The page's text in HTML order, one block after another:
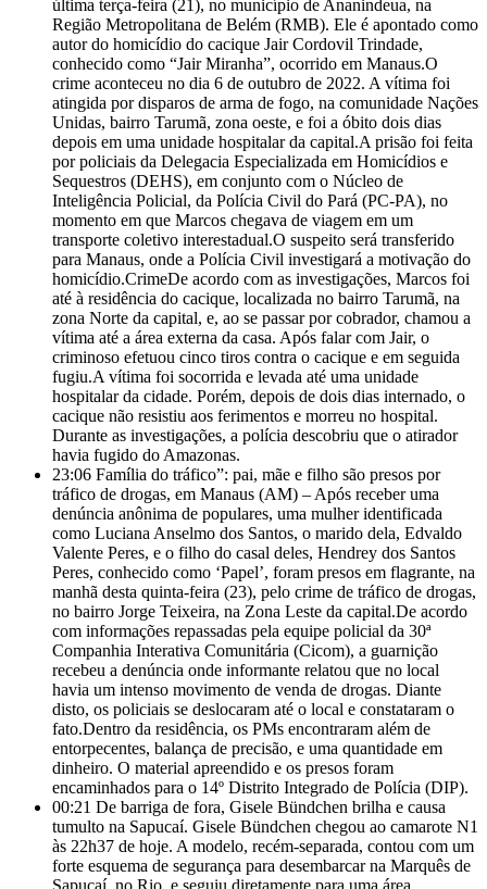
última terça-feira (21), no município de Ananindeua, na
Região Metropolitana de Belém (RMB). Ele é apontado como
autor do homicídio do cacique Jair Cordovil Trindade,
conhecido como “Jair Miranha”, ocorrido em Manaus.O
crime aconteceu no dia 6 de outubro de 2022. A vítima foi
atingida por disparos de arma de fogo, na comunidade Nações
Unidas, bairro Tarumã, zona oeste, e foi a óbito dois dias
depois em uma unidade hospitalar da capital.A prisão foi feita
por policiais da Delegacia Especializada em Homicídios e
Sequestros (DEHS), em conjunto com o Núcleo de
Inteligência Policial, da Polícia Civil do Pará (PC-PA), no
momento em que Marcos chegava de viagem em um
transporte coletivo interestadual.O suspeito será transferido
para Manaus, onde a Polícia Civil investigará a motivação do
homicídio.CrimeDe acordo com as investigações, Marcos foi
até à residência do cacique, localizada no bairro Tarumã, na
zona Norte da capital, e, ao se passar por cobrador, chamou a
vítima até a área externa da casa. Após falar com Jair, o
criminoso efetuou cinco tiros contra o cacique e em seguida
fugiu.A vítima foi socorrida e levada até uma unidade
hospitalar da cidade. Porém, depois de dois dias internado, o
cacique não resistiu aos ferimentos e morreu no hospital.
Durante as investigações, a polícia descobriu que o atirador
havia fugido do Amazonas.
23:06 Família do tráfico”: pai, mãe e filho são presos por
tráfico de drogas, em Manaus (AM) – Após receber uma
denúncia anônima de populares, uma mulher identificada
como Luciana Anselmo dos Santos, o marido dela, Edvaldo
Valente Peres, e o filho do casal deles, Hendrey dos Santos
Peres, conhecido como ‘Papel’, foram presos em flagrante, na
manhã desta quinta-feira (23), pelo crime de tráfico de drogas,
no bairro Jorge Teixeira, na Zona Leste da capital.De acordo
com informações repassadas pela equipe policial da 30ª
Companhia Interativa Comunitária (Cicom), a guarnição
recebeu a denúncia onde informante relatou que no local
havia um intenso movimento de venda de drogas. Diante
disto, os policiais se deslocaram até o local e constataram o
fato.Dentro da residência, os PMs encontraram além de
entorpecentes, balança de precisão, e uma quantidade em
dinheiro. O material apreendido e os presos foram
encaminhados para o 14º Distrito Integrado de Polícia (DIP).
00:21 De barriga de fora, Gisele Bündchen brilha e causa
tumulto na Sapucaí. Gisele Bündchen chegou ao camarote N1
às 22h37 de hoje. A modelo, recém-separada, contou com um
forte esquema de segurança para desembarcar na Marquês de
Sapucaí, no Rio, e seguiu diretamente para uma área